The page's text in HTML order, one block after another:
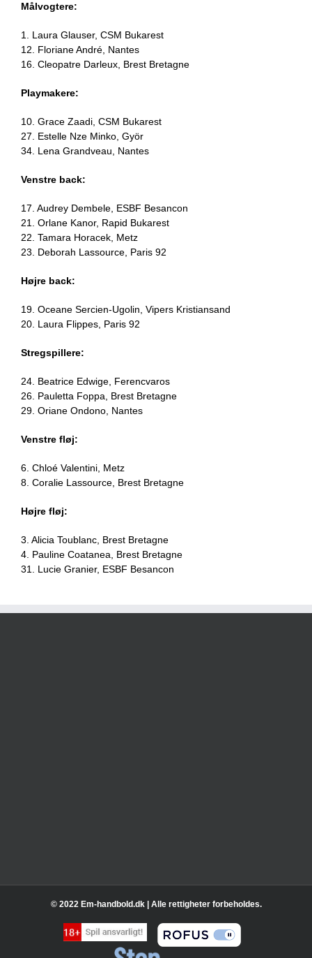
Målvogtere:
1. Laura Glauser, CSM Bukarest
12. Floriane André, Nantes
16. Cleopatre Darleux, Brest Bretagne
Playmakere:
10. Grace Zaadi, CSM Bukarest
27. Estelle Nze Minko, Györ
34. Lena Grandveau, Nantes
Venstre back:
17. Audrey Dembele, ESBF Besancon
21. Orlane Kanor, Rapid Bukarest
22. Tamara Horacek, Metz
23. Deborah Lassource, Paris 92
Højre back:
19. Oceane Sercien-Ugolin, Vipers Kristiansand
20. Laura Flippes, Paris 92
Stregspillere:
24. Beatrice Edwige, Ferencvaros
26. Pauletta Foppa, Brest Bretagne
29. Oriane Ondono, Nantes
Venstre fløj:
6. Chloé Valentini, Metz
8. Coralie Lassource, Brest Bretagne
Højre fløj:
3. Alicia Toublanc, Brest Bretagne
4. Pauline Coatanea, Brest Bretagne
31. Lucie Granier, ESBF Besancon
© 2022 Em-handbold.dk | Alle rettigheter forbeholdes.